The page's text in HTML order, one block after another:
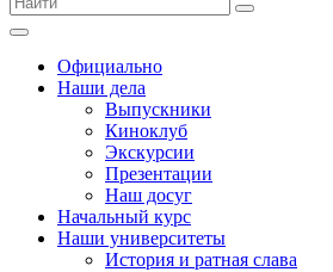
Официально
Наши дела
Выпускники
Киноклуб
Экскурсии
Презентации
Наш досуг
Начальный курс
Наши университеты
История и ратная слава